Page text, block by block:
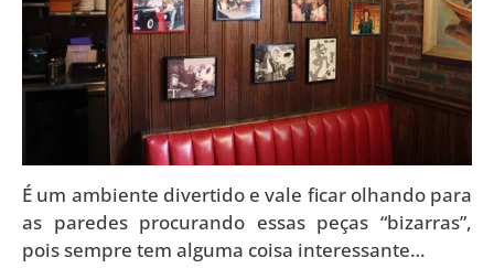
É um ambiente divertido e vale ficar olhando para
as paredes procurando essas peças “bizarras”,
pois sempre tem alguma coisa interessante…